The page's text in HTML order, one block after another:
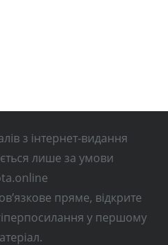
з інтернет-видання
лише за умови
пряме, відкрите
у першому